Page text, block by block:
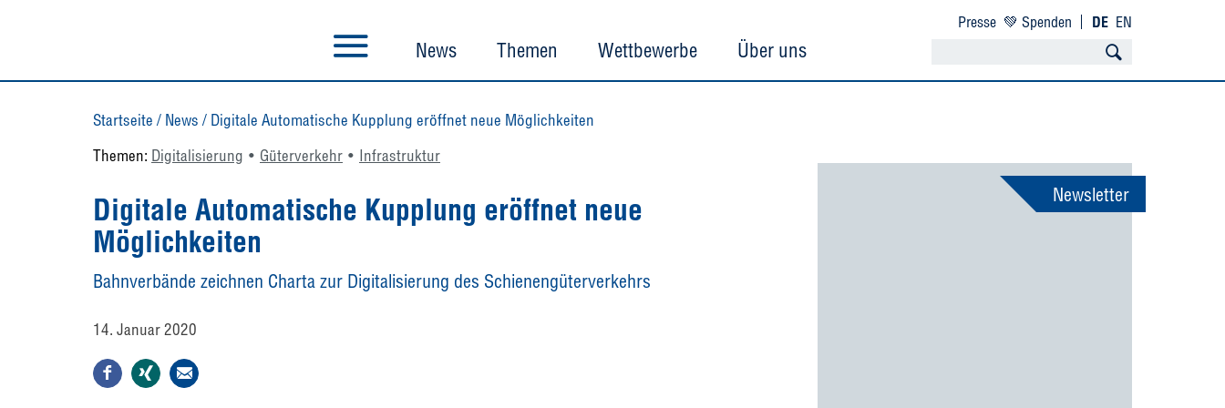
News Themen Wettbewerbe Über uns
Presse 💚 Spenden DE EN
Startseite / News / Digitale Automatische Kupplung eröffnet neue Möglichkeiten
Themen: Digitalisierung Güterverkehr Infrastruktur
Digitale Automatische Kupplung eröffnet neue
Möglichkeiten
Bahnverbände zeichnen Charta zur Digitalisierung des Schienengüterverkehrs
14. Januar 2020
Newsletter